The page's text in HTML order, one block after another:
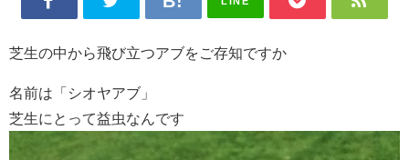
芝生の中から飛び立つアブをご存知ですか
名前は「シオヤアブ」
芝生にとって益虫なんです